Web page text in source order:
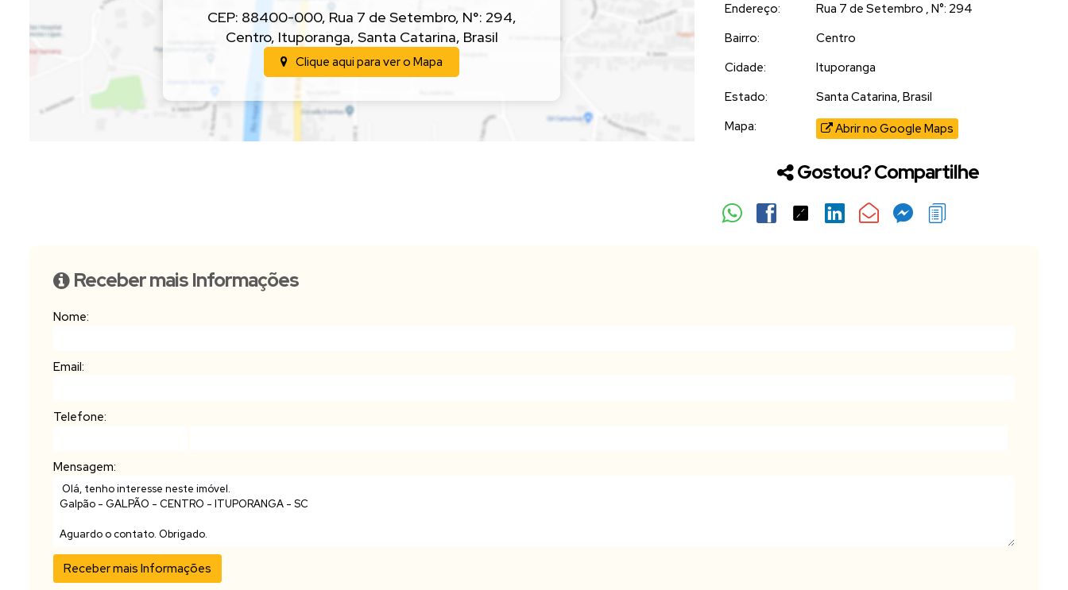
CEP: 88400-000, Rua 7 de Setembro, N°: 294,
Centro, Ituporanga, Santa Catarina, Brasil
Clique aqui para ver o Mapa
Endereço: Rua 7 de Setembro , N°: 294
Bairro:
Centro
Cidade:
Ituporanga
Estado:
Santa Catarina, Brasil
Mapa:
Abrir no Google Maps
Gostou? Compartilhe
Receber mais Informações
Nome:
Email:
Telefone:
Mensagem: